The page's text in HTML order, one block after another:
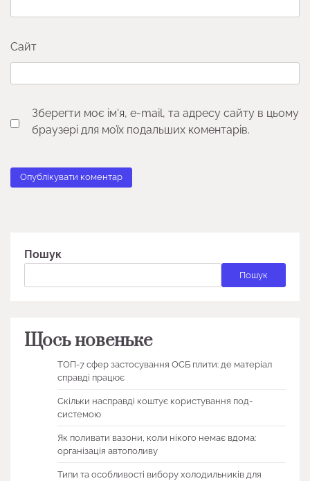
Сайт
Зберегти моє ім'я, e-mail, та адресу сайту в цьому
браузері для моїх подальших коментарів.
Пошук
Пошук
Щось новеньке
ТОП-7 сфер застосування ОСБ плити: де матеріал
справді працює
Скільки насправді коштує користування под-
системою
Як поливати вазони, коли нікого немає вдома:
організація автополиву
Типи та особливості вибору холодильників для